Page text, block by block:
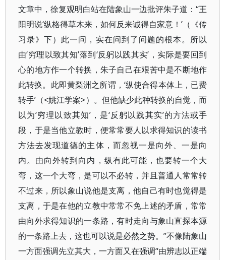
文章中，徐复观明白站在陆象山一边批评朱子道：“王
阳明说‘纵格得草木来，如何反来诚得自家意！’（《传
习录》下）此一问，实在问到了问题的根本。所以
由‘穷理以致其知’落到‘反躬以践其实’，实际是要回到
心的地方作一个转换，朱子自己在艰苦中是不断地作
此转换。此即黄梨洲之所谓，‘纵使合得本体上，已费
转手’（<姚江学案>）。但他缺少此种转换的自觉，而
以为‘穷理以致其知’，是‘反躬以践其实’的方法或手
段，于是当他立教时，便常常要人以求得知识的读书
方法去发现道德的主体，而忽视一是向外、一是向
内。由向外转到向内，纵有此可能，也要转一个大
弯，这一个大弯，是可以不必转，并且普通人常常转
不过来，所以象山说他是支离，他自己有时也觉得是
支离，于是在他的立教中常常不免上述的矛盾，常常
由向外求得知识的一条路，有时走向与象山直探本源
的一条路上去，这也可以说是必然之势。”不像陆象山
一方面强调先立其大，一方面又在强调“由辨志以正端